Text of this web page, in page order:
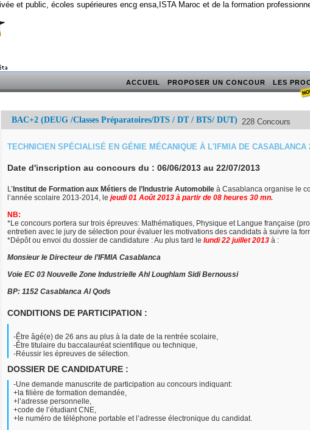
et public, écoles supérieures encg ensa,ISTA Maroc et de la formation
ACCUEIL PROPOSER UN CONCOUR LES
BAC+2 (DEUG /Classes Préparatoires/DTS / DT / BTS/ DUT) 228 Concours
TECHNICIEN SPÉCIALISÉ EN GÉNIE MÉCANIQUE À L'IFMIA DE CASABLANCA
Date d'inscription au concours du : 06/06/2013 au 22/07/2013
L’Institut de Formation aux Métiers de l’Industrie Automobileà Casablanca organise le
l’année scolaire 2013-2014, le jeudi 01 Août 2013 à partir de 08 heures 30 mn.
NB:
*Le concours portera sur trois épreuves: Mathématiques, Physique et Langue française
entretien avec le jury de sélection pour évaluer les motivations des candidats à suivre la
*Dépôt ou envoi du dossier de candidature : Au plus tard le lundi 22 juillet 2013à :
Monsieur le Directeur de l’IFMIA Casablanca
Voie EC 03 Nouvelle Zone Industrielle Ahl Loughlam Sidi Bernoussi
BP: 1152 Casablanca Al Qods
CONDITIONS DE PARTICIPATION :
-Être âgé(e) de 26 ans au plus à la date de la rentrée scolaire,
-Être titulaire du baccalauréat scientifique ou technique,
-Réussir les épreuves de sélection.
DOSSIER DE CANDIDATURE :
-Une demande manuscrite de participation au concours indiquant:
+la filière de formation demandée,
+l’adresse personnelle,
+code de l’étudiant CNE,
+le numéro de téléphone portable et l’adresse électronique du candidat.